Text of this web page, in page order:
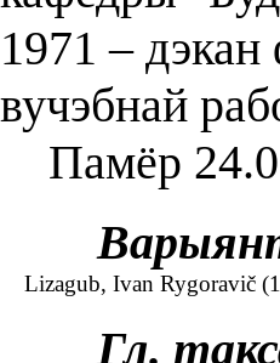
1971 – дэкан
вучэбнай
Памёр
Lizagub, Ivan Rygoravič
Гл.